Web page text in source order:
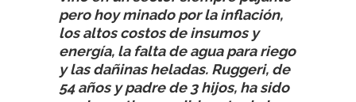
pero hoy minado por la inflación,
los altos costos de insumos y
energía, la falta de agua para riego
y las dañinas heladas. Ruggeri, de
54 años y padre de 3 hijos, ha sido